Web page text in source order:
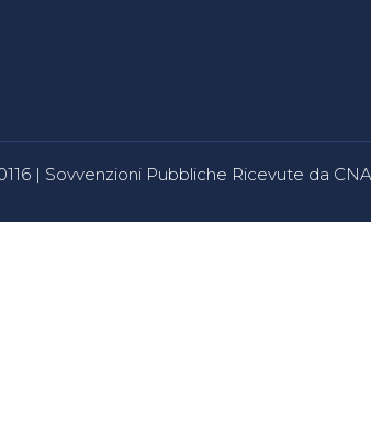
| Sovvenzioni Pubbliche Ricevute da CNA